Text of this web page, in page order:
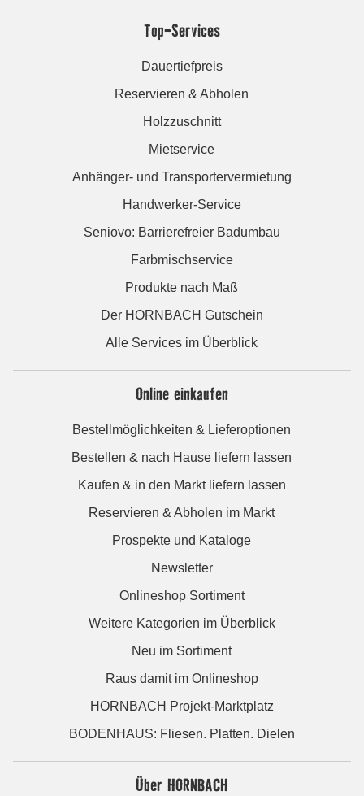
Top-Services
Dauertiefpreis
Reservieren & Abholen
Holzzuschnitt
Mietservice
Anhänger- und Transportervermietung
Handwerker-Service
Seniovo: Barrierefreier Badumbau
Farbmischservice
Produkte nach Maß
Der HORNBACH Gutschein
Alle Services im Überblick
Online einkaufen
Bestellmöglichkeiten & Lieferoptionen
Bestellen & nach Hause liefern lassen
Kaufen & in den Markt liefern lassen
Reservieren & Abholen im Markt
Prospekte und Kataloge
Newsletter
Onlineshop Sortiment
Weitere Kategorien im Überblick
Neu im Sortiment
Raus damit im Onlineshop
HORNBACH Projekt-Marktplatz
BODENHAUS: Fliesen. Platten. Dielen
Über HORNBACH